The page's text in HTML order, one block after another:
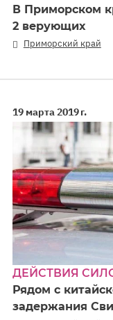
В Приморском
2 верующих
Приморский край
19 марта 2019 г.
ДЕЙСТВИЯ
Рядом с
задержания